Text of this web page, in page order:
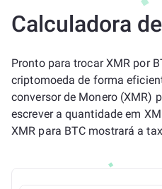
Calculadora
Pronto para trocar XMR por
criptomoeda de forma
conversor de Monero (XMR)
escrever a quantidade em
XMR para BTC mostrará a